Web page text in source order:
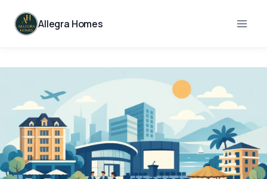
content
Allegra Homes